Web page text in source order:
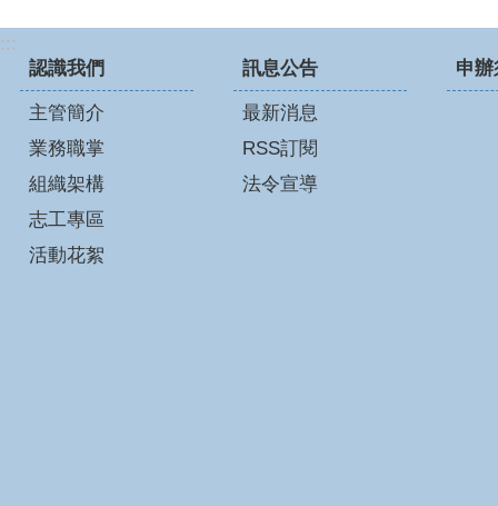
:::
認識我們
主管簡介
業務職掌
組織架構
志工專區
活動花絮
訊息公告
最新消息
RSS訂閱
法令宣導
申